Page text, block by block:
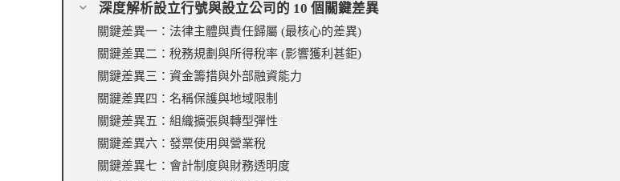
深度解析設立行號與設立公司的 10 個關鍵差異
關鍵差異一：法律主體與責任歸屬 (最核心的差異)
關鍵差異二：稅務規劃與所得稅率 (影響獲利甚鉅)
關鍵差異三：資金籌措與外部融資能力
關鍵差異四：名稱保護與地域限制
關鍵差異五：組織擴張與轉型彈性
關鍵差異六：發票使用與營業稅
關鍵差異七：會計制度與財務透明度